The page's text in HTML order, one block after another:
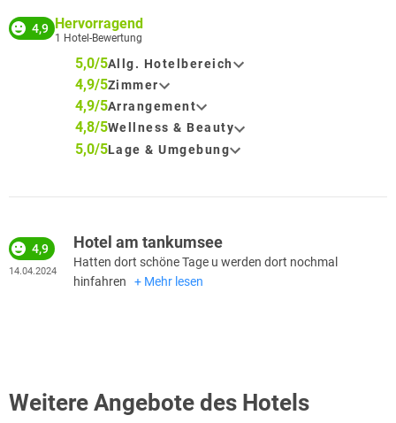
4,9 Hervorragend
1 Hotel-Bewertung
5,0/5Allg. Hotelbereich
4,9/5Zimmer
4,9/5Arrangement
4,8/5Wellness & Beauty
5,0/5Lage & Umgebung
Hotel am tankumsee
4,9
14.04.2024
Hatten dort schöne Tage u werden dort nochmal
hinfahren
Mehr lesen
Weitere Angebote des Hotels